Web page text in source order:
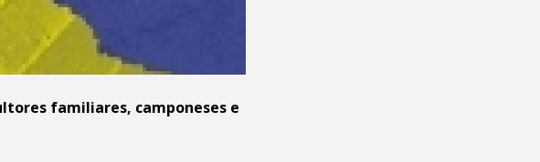
familiares, camponeses e